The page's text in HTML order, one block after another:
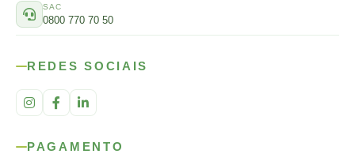
SAC
0800 770 70 50
REDES SOCIAIS
PAGAMENTO